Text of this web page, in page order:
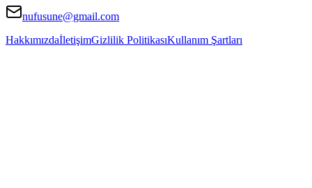
nufusune@gmail.com
HakkımızdaİletişimGizlilik PolitikasıKullanım Şartları